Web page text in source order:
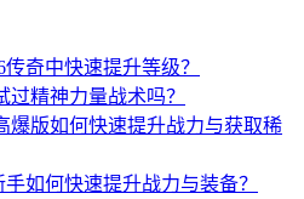
传奇中快速提升等级？
过精神力量战术吗？
爆版如何快速提升战力与获取稀
如何快速提升战力与装备？